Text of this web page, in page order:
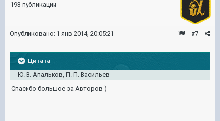
193 публикации
#7
Опубликовано: 1 янв 2014, 20:05:21
Цитата
Ю. В. Апальков, П. П. Васильев
Спасибо большое за Авторов )